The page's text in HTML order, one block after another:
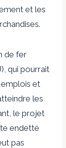
et les
de fer
qui pourrait
et
les
le projet
endetté
pas